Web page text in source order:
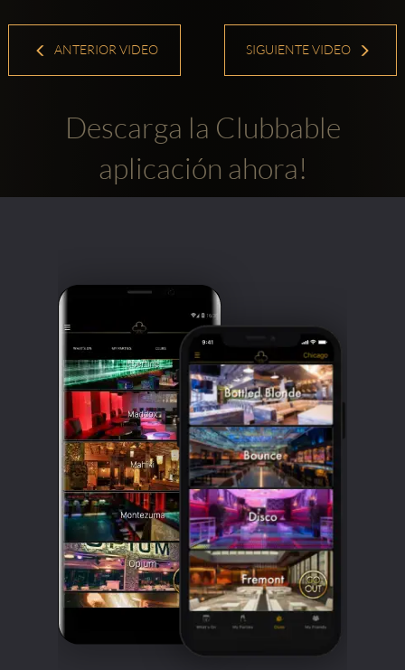
ANTERIOR VIDEO SIGUIENTE VIDEO
Descarga la Clubbable
aplicación ahora!